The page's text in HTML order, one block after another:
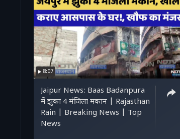
8:07
Jaipur News: Baas Badanpura
में झुका 4 मंजिला मकान | Rajasthan
Rain | Breaking News | Top
News